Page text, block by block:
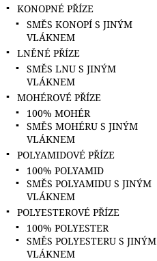
KONOPNÉ PŘÍZE
SMĚS KONOPÍ S JINÝM
VLÁKNEM
LNĚNÉ PŘÍZE
SMĚS LNU S JINÝM
VLÁKNEM
MOHÉROVÉ PŘÍZE
100% MOHÉR
SMĚS MOHÉRU S JINÝM
VLÁKNEM
POLYAMIDOVÉ PŘÍZE
100% POLYAMID
SMĚS POLYAMIDU S JINÝM
VLÁKNEM
POLYESTEROVÉ PŘÍZE
100% POLYESTER
SMĚS POLYESTERU S JINÝM
VLÁKNEM